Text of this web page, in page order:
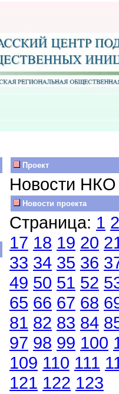
Проект
Новости НКО
Новости проекта
Страница: 1 2
17 18 19 20
33 34 35 36
49 50 51 52
65 66 67 68
81 82 83 84
97 98 99 100
109 110 111
121 122 123